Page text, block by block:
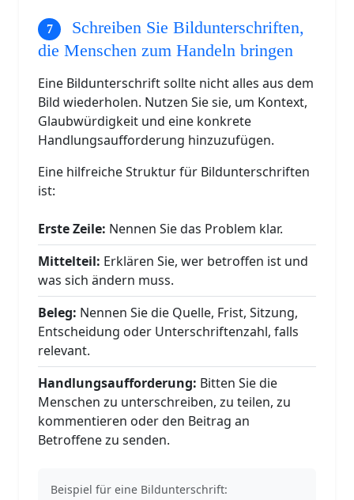
Schreiben Sie Bildunterschriften,
die Menschen zum Handeln bringen
Eine Bildunterschrift sollte nicht alles aus dem
Bild wiederholen. Nutzen Sie sie, um Kontext,
Glaubwürdigkeit und eine konkrete
Handlungsaufforderung hinzuzufügen.
Eine hilfreiche Struktur für Bildunterschriften
ist:
Erste Zeile: Nennen Sie das Problem klar.
Mittelteil: Erklären Sie, wer betroffen ist und
was sich ändern muss.
Beleg: Nennen Sie die Quelle, Frist, Sitzung,
Entscheidung oder Unterschriftenzahl, falls
relevant.
Handlungsaufforderung: Bitten Sie die
Menschen zu unterschreiben, zu teilen, zu
kommentieren oder den Beitrag an
Betroffene zu senden.
Beispiel für eine Bildunterschrift: